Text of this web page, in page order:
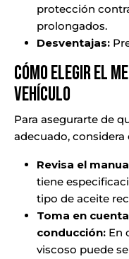
protección
prolongados.
Desventajas:
Cómo Elegir el
Vehículo
Para asegurarte de
adecuado, considera
Revisa el
tiene
tipo de aceite
Toma en
conducción: En
viscoso puede